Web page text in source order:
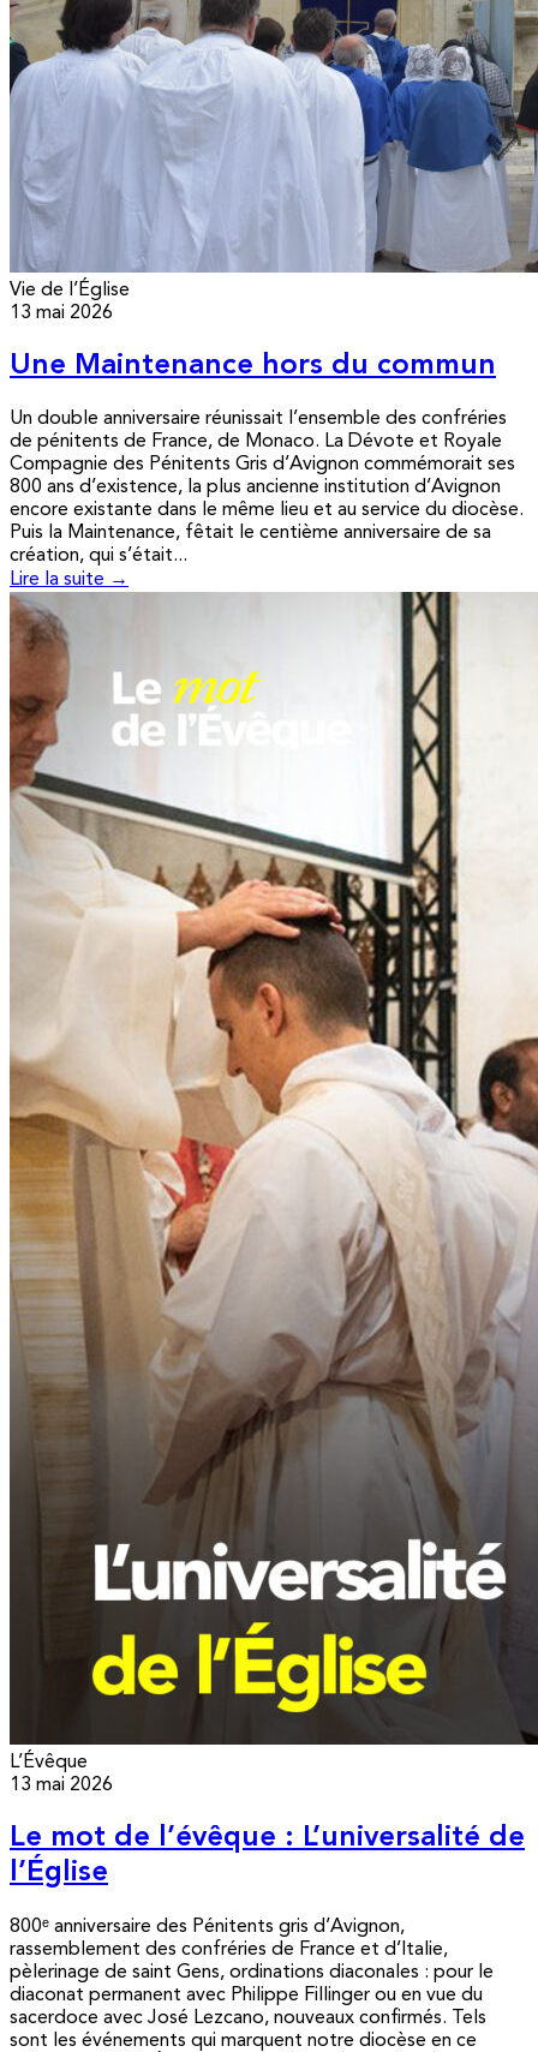
Vie de l’Église
13 mai 2026
Une Maintenance hors du commun
Un double anniversaire réunissait l’ensemble des confréries
de pénitents de France, de Monaco. La Dévote et Royale
Compagnie des Pénitents Gris d’Avignon commémorait ses
800 ans d’existence, la plus ancienne institution d’Avignon
encore existante dans le même lieu et au service du diocèse.
Puis la Maintenance, fêtait le centième anniversaire de sa
création, qui s’était...
Lire la suite →
L’Évêque
13 mai 2026
Le mot de l’évêque : L’universalité de
l’Église
800ᵉ anniversaire des Pénitents gris d’Avignon,
rassemblement des confréries de France et d’Italie,
pèlerinage de saint Gens, ordinations diaconales : pour le
diaconat permanent avec Philippe Fillinger ou en vue du
sacerdoce avec José Lezcano, nouveaux confirmés. Tels
sont les événements qui marquent notre diocèse en ce